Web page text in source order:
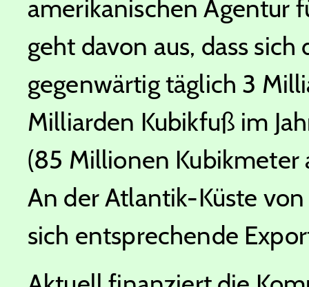
amerikanischen Agentur
geht davon aus, dass
gegenwärtig täglich 3
Milliarden Kubikfuß im
(85 Millionen
An der Atlantik-Küste
sich entsprechende